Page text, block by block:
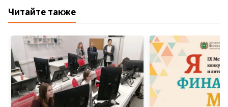
Читайте также